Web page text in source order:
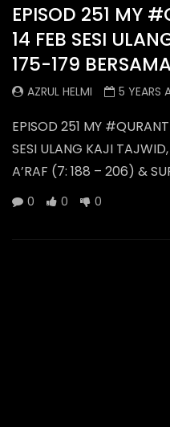
EPISOD 251 MY
14 FEB SESI
175-179
AZRUL HELMI 5 YEARS
EPISOD 251 MY
SESI ULANG KAJI
A’RAF (7: 188 – 206) &
0 0 0